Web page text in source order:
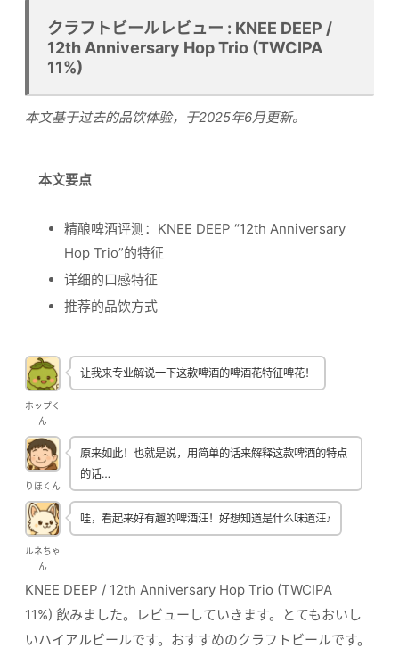
クラフトビールレビュー : KNEE DEEP /
12th Anniversary Hop Trio (TWCIPA
11%)
本文基于过去的品饮体验，于2025年6月更新。
本文要点
精酿啤酒评测：KNEE DEEP “12th Anniversary
Hop Trio”的特征
详细的口感特征
推荐的品饮方式
ホップく
ん
让我来专业解说一下这款啤酒的啤酒花特征啤花！
りほくん
原来如此！也就是说，用简单的话来解释这款啤酒的特点
的话…
ルネちゃ
ん
哇，看起来好有趣的啤酒汪！好想知道是什么味道汪♪
KNEE DEEP / 12th Anniversary Hop Trio (TWCIPA
11%) 飲みました。レビューしていきます。とてもおいし
いハイアルビールです。おすすめのクラフトビールです。